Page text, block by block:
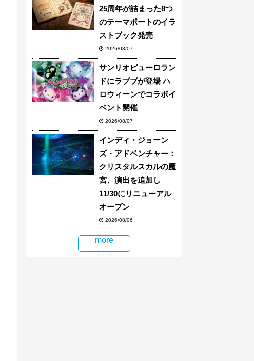
25周年が詰まった8つ
のテーマポートのイラ
ストブック発売
2026/08/07
サンリオピューロラン
ドにラブブが登場 ハ
ロウィーンでコラボイ
ベント開催
2026/08/07
インディ・ジョーン
ズ・アドベンチャー：
クリスタルスカルの魔
宮、演出を追加し
11/30にリニューアル
オープン
2026/08/06
more